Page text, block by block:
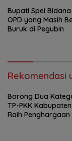
Bupati Spei
OPD yang Masih
Buruk di Pegubin
Rekomendasi
Borong Dua
TP-PKK
Raih Penghargaan